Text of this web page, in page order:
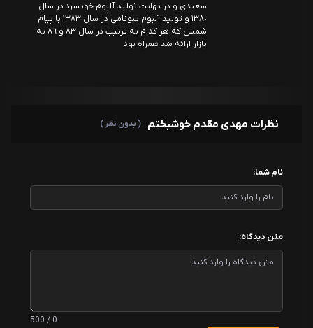
سعيدى و در نهايت توليد آلبوم خونسرد در سال
١٣٨٠ و توليد آلبوم سونامى در سال ١٣٨٣ با پيام
شمس كه هر كدام به ترتيب در سال ٨٣ و ٨٦ به
بازار ارائه شد همراه بود
نظرات مهدی مقدم خوشبختم ( بدون نظر )
نام شما:
متن دیدگاه:
0 / 500